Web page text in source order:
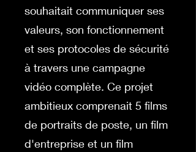
souhaitait communiquer ses
valeurs, son fonctionnement
et ses protocoles de sécurité
à travers une campagne
vidéo complète. Ce projet
ambitieux comprenait 5 films
de portraits de poste, un film
d'entreprise et un film